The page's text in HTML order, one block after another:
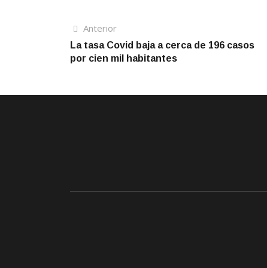
Navegación
de
AnteriorArtículo
anterior
La tasa Covid baja a cerca de 196 casos
por cien mil habitantes